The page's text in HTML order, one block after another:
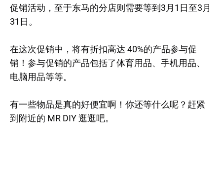
促销活动，至于东马的分店则需要等到3月1日至3月
31日。
在这次促销中，将有折扣高达 40%的产品参与促
销！参与促销的产品包括了体育用品、手机用品、
电脑用品等等。
有一些物品是真的好便宜啊！你还等什么呢？赶紧
到附近的 MR DIY 逛逛吧。